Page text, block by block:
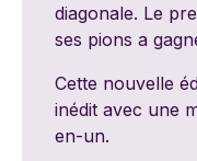
diagonale. Le
ses pions a
Cette nouvelle
inédit avec une
en-un.